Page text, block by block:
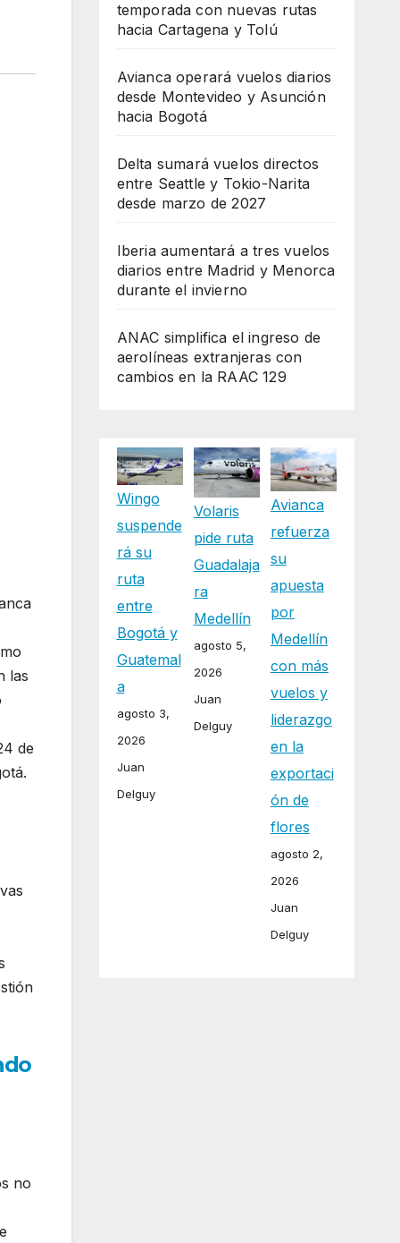
las
de
no
temporada con nuevas rutas
hacia Cartagena y Tolú
Avianca operará vuelos diarios
desde Montevideo y Asunción
hacia Bogotá
Delta sumará vuelos directos
entre Seattle y Tokio-Narita
desde marzo de 2027
Iberia aumentará a tres vuelos
diarios entre Madrid y Menorca
durante el invierno
ANAC simplifica el ingreso de
aerolíneas extranjeras con
cambios en la RAAC 129
Wingo
suspende
rá su
ruta
entre
Bogotá y
Guatemal
a
agosto 3,
2026
Juan
Delguy
Volaris
pide ruta
Guadalaja
ra
Medellín
agosto 5,
2026
Juan
Delguy
Avianca
refuerza
su
apuesta
por
Medellín
con más
vuelos y
liderazgo
en la
exportaci
ón de
flores
agosto 2,
2026
Juan
Delguy